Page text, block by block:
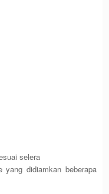
selera
didiamkan beberapa